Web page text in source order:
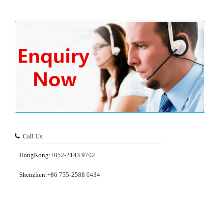
Call Us
HongKong:+852-2143 9702
Shenzhen:+86 755-2588 0434